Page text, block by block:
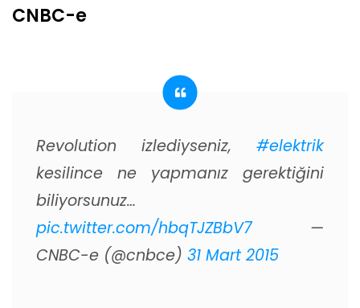
CNBC-e
Revolution izlediyseniz, #elektrik
kesilince ne yapmanız gerektiğini
biliyorsunuz…
pic.twitter.com/hbqTJZBbV7—
CNBC-e (@cnbce) 31 Mart 2015